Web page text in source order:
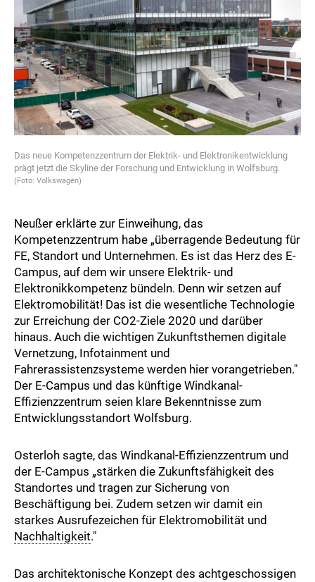
Das neue Kompetenzzentrum der Elektrik- und Elektronikentwicklung
prägt jetzt die Skyline der Forschung und Entwicklung in Wolfsburg.
(Foto: Volkswagen)
Neußer erklärte zur Einweihung, das
Kompetenzzentrum habe „überragende Bedeutung für
FE, Standort und Unternehmen. Es ist das Herz des E-
Campus, auf dem wir unsere Elektrik- und
Elektronikkompetenz bündeln. Denn wir setzen auf
Elektromobilität! Das ist die wesentliche Technologie
zur Erreichung der CO2-Ziele 2020 und darüber
hinaus. Auch die wichtigen Zukunftsthemen digitale
Vernetzung, Infotainment und
Fahrerassistenzsysteme werden hier vorangetrieben."
Der E-Campus und das künftige Windkanal-
Effizienzzentrum seien klare Bekenntnisse zum
Entwicklungsstandort Wolfsburg.
Osterloh sagte, das Windkanal-Effizienzzentrum und
der E-Campus „stärken die Zukunftsfähigkeit des
Standortes und tragen zur Sicherung von
Beschäftigung bei. Zudem setzen wir damit ein
starkes Ausrufezeichen für Elektromobilität und
Nachhaltigkeit."
Das architektonische Konzept des achtgeschossigen